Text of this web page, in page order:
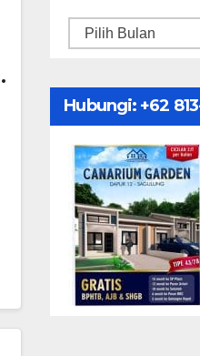
Arsip
Hubungi: ‪+62